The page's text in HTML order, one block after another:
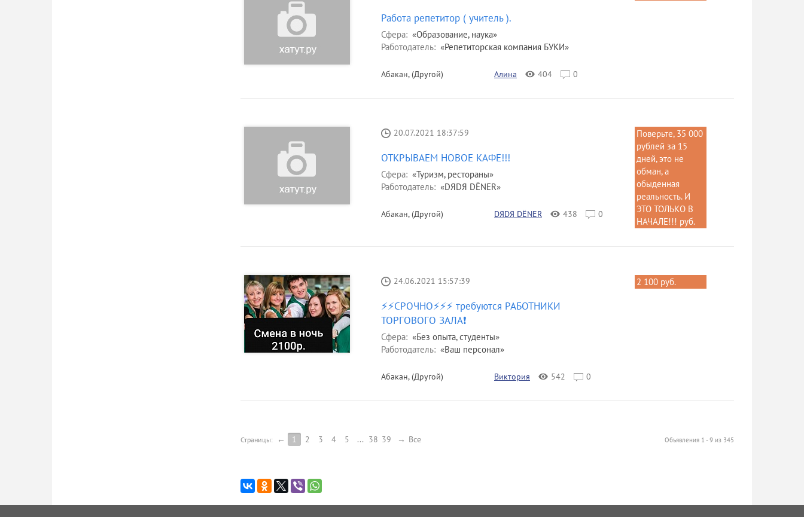
Работа репетитор ( учитель ).
Сфера: «Образование, наука»
Работодатель: «Репетиторская компания БУКИ»
Абакан, (Другой) Алина 404 0
20.07.2021 18:37:59
ОТКРЫВАЕМ НОВОЕ КАФЕ!!!
Сфера: «Туризм, рестораны»
Работодатель: «DЯDЯ DЁNER»
Абакан, (Другой) DЯDЯ DЁNER 438 0
Поверьте, 35 000
рублей за 15
дней, это не
обман, а
обыденная
реальность. И
ЭТО ТОЛЬКО В
НАЧАЛЕ!!! руб.
24.06.2021 15:57:39
⚡⚡СРОЧНО⚡⚡⚡ требуются РАБОТНИКИ
ТОРГОВОГО ЗАЛА❗
Сфера: «Без опыта, студенты»
Работодатель: «Ваш персонал»
Абакан, (Другой) Виктория 542 0
2 100 руб.
Объявления 1 - 9 из 345
Страницы: ← 1 2 3 4 5 ... 38 39 → Все